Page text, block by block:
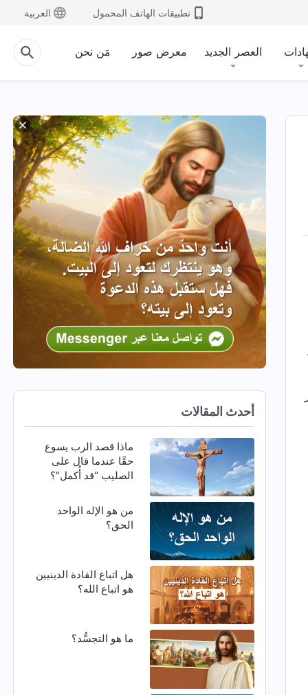
تطبيقات الهاتف المحمول العربية
العصر الجديد معرض صور مَن نحن
أحدث المقالات
ماذا قصد الرب يسوع
حقًا عندما قال على
الصليب "قد أُكمل"؟
من هو الإله الواحد
الحق؟
هل اتباع القادة الدينيين
هو اتباع الله؟
ما هو التجسُّد؟